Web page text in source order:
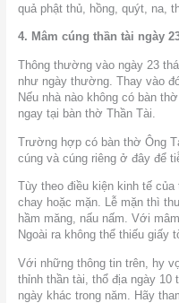
quả phật thủ, hồng, quýt, na,
4. Mâm cúng thần tài ngày
Thông thường vào ngày 23
như ngày thường. Thay vào
Nếu nhà nào không có bàn
ngay tại bàn thờ Thần Tài.
Trường hợp có bàn thờ Ông
cúng và cúng riêng ở đây để
Tùy theo điều kiện kinh tế
chay hoặc mặn. Lễ mặn thì
hầm măng, nấu nấm. Với
Ngoài ra không thể thiếu giấy
Với những thông tin trên, hy
thỉnh thần tài, thổ địa ngày 10
ngày khác trong năm. Hãy